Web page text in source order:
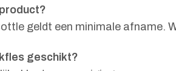
geldt een minimale afname.
geschikt?